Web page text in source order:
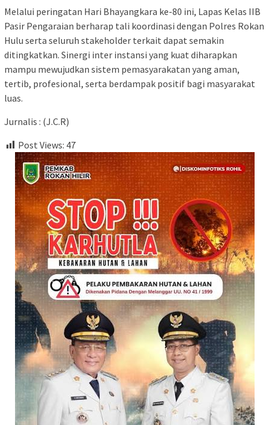
Melalui peringatan Hari Bhayangkara ke-80 ini, Lapas Kelas IIB
Pasir Pengaraian berharap tali koordinasi dengan Polres Rokan
Hulu serta seluruh stakeholder terkait dapat semakin
ditingkatkan. Sinergi inter instansi yang kuat diharapkan
mampu mewujudkan sistem pemasyarakatan yang aman,
tertib, profesional, serta berdampak positif bagi masyarakat
luas.
Jurnalis : (J.C.R)
Post Views: 47